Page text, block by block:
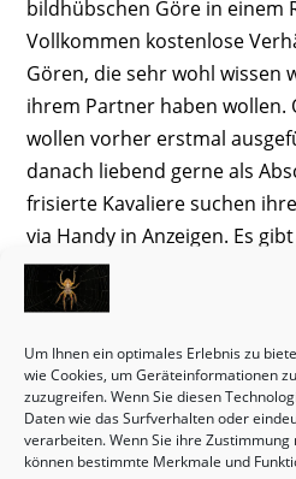
Um Ihnen ein optimales Erlebnis zu
wie Cookies, um Geräteinformationen
zuzugreifen. Wenn Sie diesen
Daten wie das Surfverhalten oder
verarbeiten. Wenn Sie ihre
können bestimmte Merkmale und
bildhübschen Göre in einem
Vollkommen kostenlose
Gören, die sehr wohl wissen
ihrem Partner haben wollen.
wollen vorher erstmal
danach liebend gerne als
frisierte Kavaliere suchen
via Handy in Anzeigen. Es
mehr in Lebenspartnerschaft
und Muttis mit Partner zu
Männer und Frauen. In einer
Lebenspartnerschaft ist dann
nachlassender Hormone
über 45 sind in der eigenen